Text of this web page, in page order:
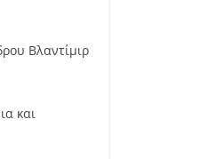
Βλαντίμιρ
και